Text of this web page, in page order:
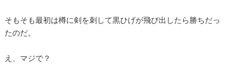
そもそも最初は樽に剣を刺して黒ひげが飛び出したら勝ちだっ
たのだ。
え、マジで？